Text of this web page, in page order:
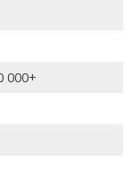
000+